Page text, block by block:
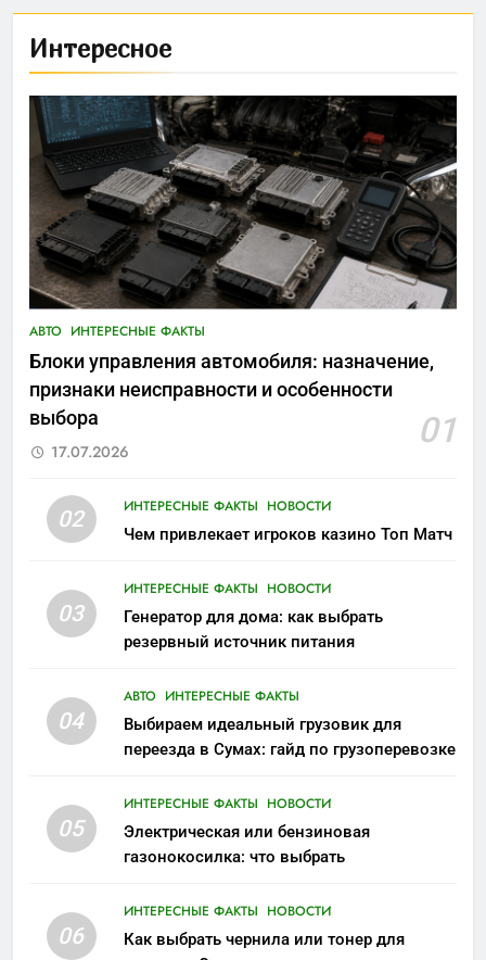
Интересное
АВТО ИНТЕРЕСНЫЕ ФАКТЫ
Блоки управления автомобиля: назначение,
признаки неисправности и особенности
выбора
01
17.07.2026
02 ИНТЕРЕСНЫЕ ФАКТЫ НОВОСТИ
Чем привлекает игроков казино Топ Матч
03
ИНТЕРЕСНЫЕ ФАКТЫ НОВОСТИ
Генератор для дома: как выбрать
резервный источник питания
04
АВТО ИНТЕРЕСНЫЕ ФАКТЫ
Выбираем идеальный грузовик для
переезда в Сумах: гайд по грузоперевозке
05
ИНТЕРЕСНЫЕ ФАКТЫ НОВОСТИ
Электрическая или бензиновая
газонокосилка: что выбрать
06
ИНТЕРЕСНЫЕ ФАКТЫ НОВОСТИ
Как выбрать чернила или тонер для